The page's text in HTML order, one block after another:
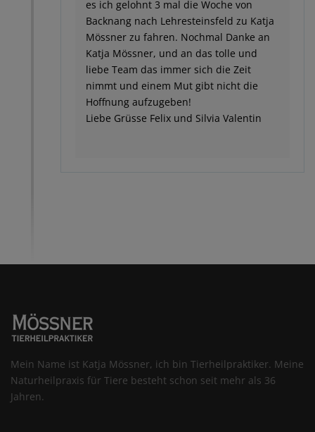
es ich gelohnt 3 mal die Woche von
Backnang nach Lehresteinsfeld zu Katja
Mössner zu fahren. Nochmal Danke an
Katja Mössner, und an das tolle und
liebe Team das immer sich die Zeit
nimmt und einem Mut gibt nicht die
Hoffnung aufzugeben!
Liebe Grüsse Felix und Silvia Valentin
Mein Name ist Katja Mössner, ich bin Tierheilpraktiker. Meine
Naturheilpraxis für Tiere besteht schon seit mehr als 36
Jahren.